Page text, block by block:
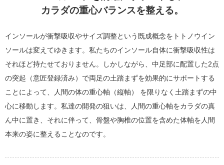
カラダの重心バランスを整える。
インソールが衝撃吸収やサイズ調整という既成概念をトトノウイン
ソールは変えてゆきます。私たちのインソール自体に衝撃吸収性は
それほど持たせておりません。しかしながら、中足部に配置した2点
の突起（意匠登録済み）で両足の土踏まずを効果的にサポートする
ことによって、人間の体の重心軸（縦軸） を限りなく土踏まずの中
心に移動します。私達の開発の狙いは、人間の重心軸をカラダの真
ん中に置き、それに伴って、骨盤や胸椎の位置を含めた体軸を人間
本来の姿に整えることなのです。